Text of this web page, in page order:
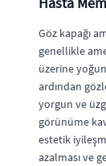
Göz kapağı
genellikle
üzerine
ardından
yorgun ve
görünüme
estetik
azalması ve